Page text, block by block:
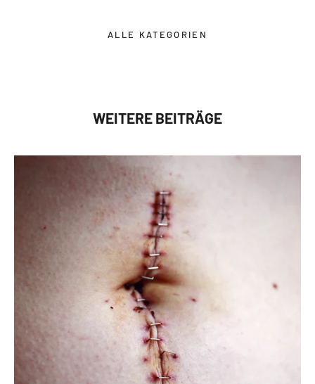
ALLE KATEGORIEN
WEITERE BEITRÄGE